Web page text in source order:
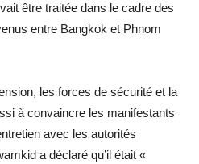
être traitée dans le cadre des
entre Bangkok et Phnom
les forces de sécurité et la
à convaincre les manifestants
avec les autorités
a déclaré qu’il était «